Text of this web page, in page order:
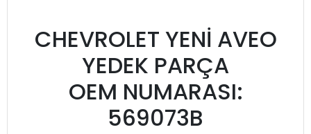
CHEVROLET YENİ AVEO
YEDEK PARÇA
OEM NUMARASI:
569073B